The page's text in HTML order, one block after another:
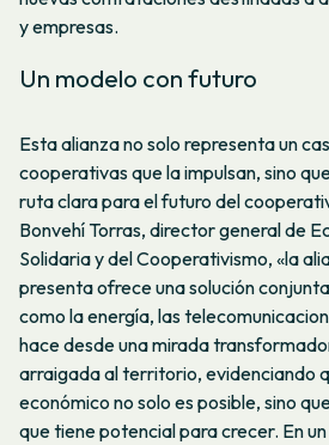
y empresas.
Un modelo con futuro
Esta alianza no solo representa un
cooperativas que la impulsan, sino
ruta clara para el futuro del
Bonvehí Torras, director general de
Solidaria y del Cooperativismo, «la
presenta ofrece una solución
como la energía, las
hace desde una mirada
arraigada al territorio, evidenciando
económico no solo es posible, sino
que tiene potencial para crecer. En